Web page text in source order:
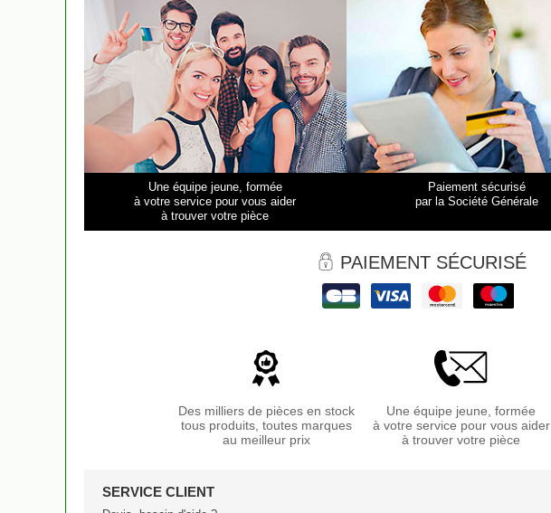
Une équipe jeune, formée
à votre service pour vous aider
à trouver votre pièce
Paiement sécurisé
par la Société Générale
PAIEMENT SÉCURISÉ
Des milliers de pièces en stock
tous produits, toutes marques
au meilleur prix
Une équipe jeune, formée
à votre service pour vous aider
à trouver votre pièce
SERVICE CLIENT